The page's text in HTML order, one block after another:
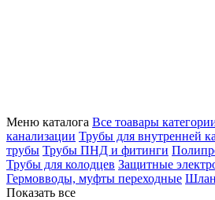
Меню каталога Все тоавары
канализации Трубы для внутренней
трубы Трубы ПНД и фитинги
Трубы для колодцев Защитные
Гермовводы, муфты переходные
Показать все